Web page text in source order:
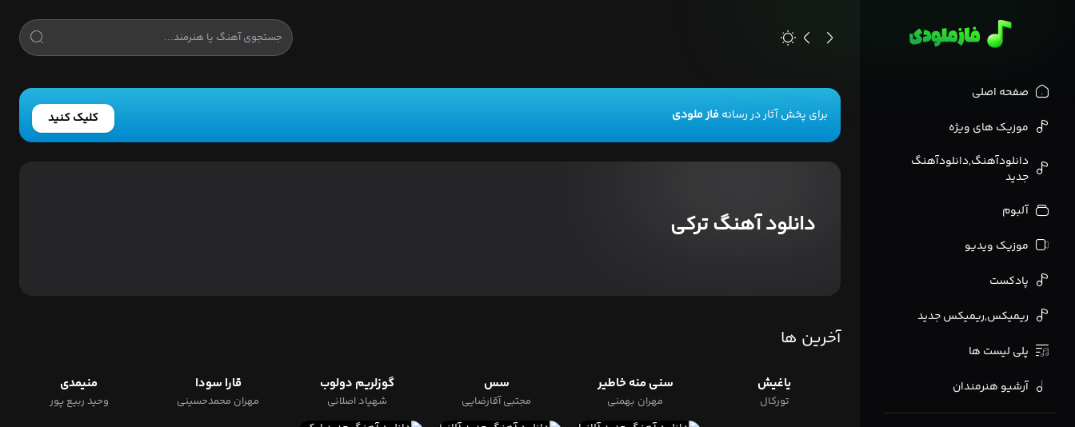
صفحه اصلی
موزیک های ویژه
دانلودآهنگ,دانلودآهنگ
جدید
آلبوم
موزیک ویدیو
پادکست
ریمیکس,ریمیکس جدید
پلی لیست ها
آرشیو هنرمندان
برای پخش آثار در رسانهفاز ملودی کلیک کنید
دانلود آهنگ ترکی
آخرین ها
یاغیش
تورکال
سنی منه خاطیر
مهران بهمنی
سس
مجتبی آقارضایی
گوزلریم دولوب
شهیاد اصلانی
قارا سودا
مهران محمدحسینی
منیمدی
وحید ربیع پور